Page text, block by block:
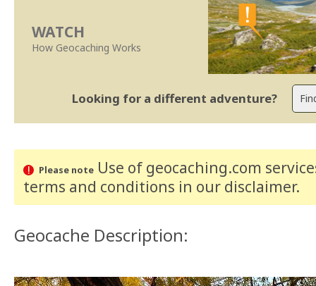
WATCH
How Geocaching Works
Looking for a different adventure?
Please noteUse of geocaching.com
terms and conditions in our disclaimer.
Geocache Description: